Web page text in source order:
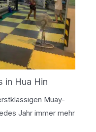
in Hua Hin
Muay-
Jahr immer mehr